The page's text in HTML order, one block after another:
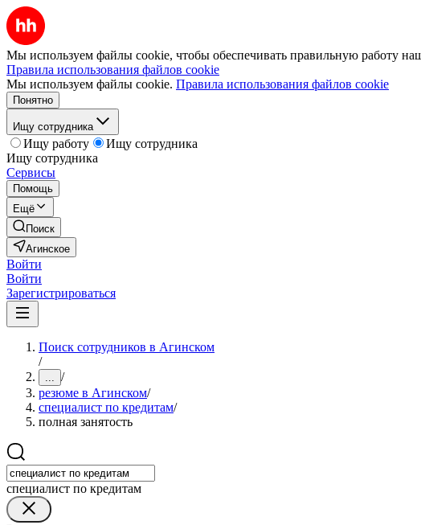
Мы используем файлы cookie, чтобы обеспечивать правильную работу
Правила использования файлов cookie
Мы используем файлы cookie. Правила использования файлов cookie
Понятно
Ищу сотрудника
Ищу работу
Ищу сотрудника
Ищу сотрудника
Сервисы
Помощь
Ещё
Поиск
Агинское
Войти
Войти
Зарегистрироваться
Поиск сотрудников в Агинском
/
... /
резюме в Агинском/
специалист по кредитам/
полная занятость
специалист по кредитам